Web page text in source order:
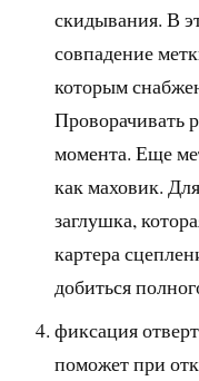
скидывания. В
совпадение
которым
Проворачивать
момента. Еще
как маховик.
заглушка,
картера
добиться
фиксация
поможет при